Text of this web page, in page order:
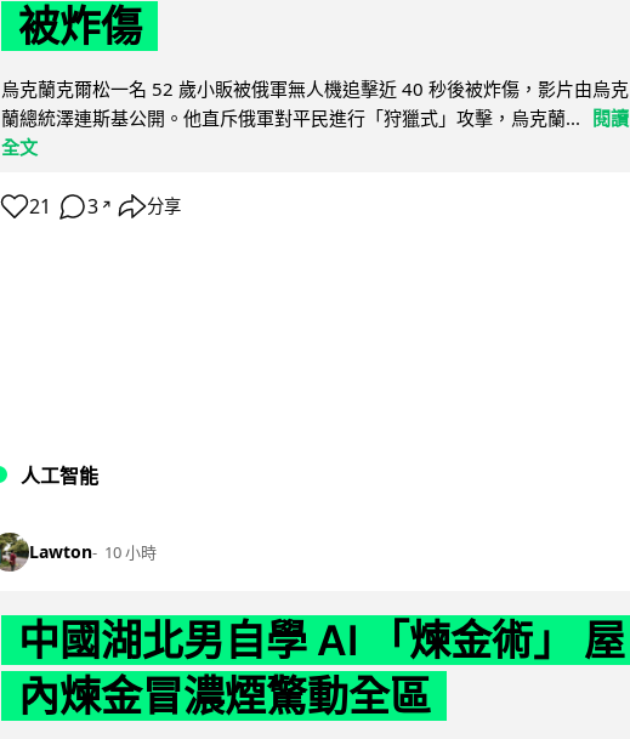
被炸傷
烏克蘭克爾松一名 52 歲小販被俄軍無人機追擊近 40 秒後被炸傷，影片由烏克
蘭總統澤連斯基公開。他直斥俄軍對平民進行「狩獵式」攻擊，烏克蘭...
閱讀
全文
21 3 ↗ 分享
人工智能
Lawton 10 小時
中國湖北男自學 AI 「煉金術」 屋
內煉金冒濃煙驚動全區